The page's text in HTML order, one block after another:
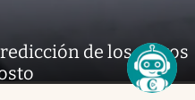
de los astros